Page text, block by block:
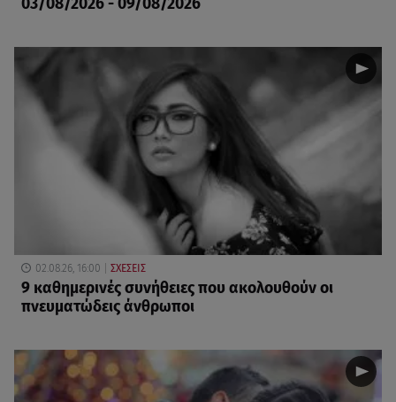
03/08/2026 - 09/08/2026
02.08.26, 16:00 ΣΧΕΣΕΙΣ
9 καθημερινές συνήθειες που ακολουθούν οι
πνευματώδεις άνθρωποι